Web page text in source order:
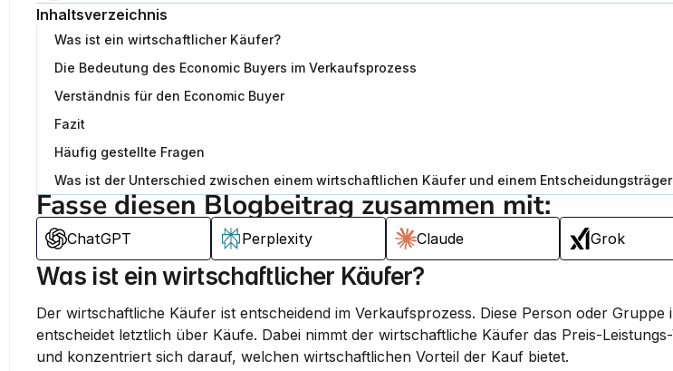
Inhaltsverzeichnis
Was ist ein wirtschaftlicher Käufer?
Die Bedeutung des Economic Buyers im Verkaufsprozess
Verständnis für den Economic Buyer
Fazit
Häufig gestellte Fragen
Was ist der Unterschied zwischen einem wirtschaftlichen Käufer und einem
Fasse diesen Blogbeitrag zusammen mit:
ChatGPT Perplexity Claude Grok
Was ist ein wirtschaftlicher Käufer?
Der wirtschaftliche Käufer ist entscheidend im Verkaufsprozess. Diese Person oder Gruppe
entscheidet letztlich über Käufe. Dabei nimmt der wirtschaftliche Käufer das Preis-
und konzentriert sich darauf, welchen wirtschaftlichen Vorteil der Kauf bietet.